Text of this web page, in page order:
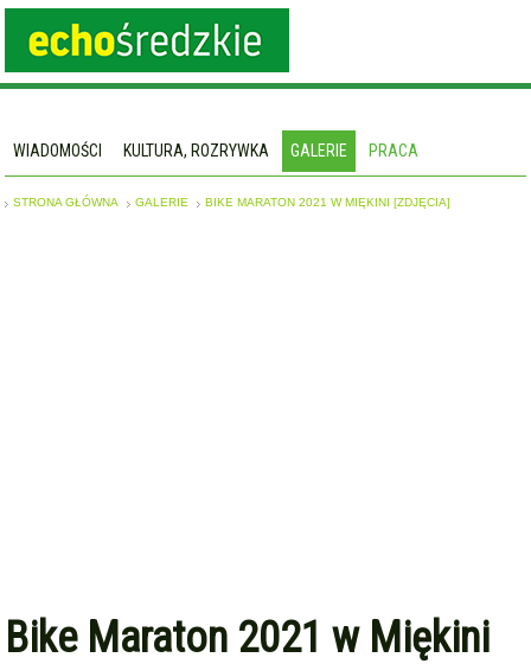
WIADOMOŚCI KULTURA, ROZRYWKA GALERIE PRACA
STRONA GŁÓWNA GALERIE BIKE MARATON 2021 W MIĘKINI [ZDJĘCIA]
Bike Maraton 2021 w Miękini